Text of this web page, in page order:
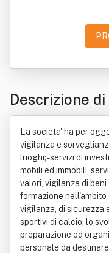
Descrizione
La societa' ha per
vigilanza e
luoghi; - servizi di
mobili ed immobili,
valori, vigilanza di beni
formazione nell'ambito
vigilanza, di sicurezza
sportivi di calcio; lo
preparazione ed
personale da